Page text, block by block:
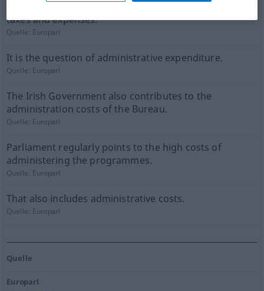
taxes and expenses.
Quelle: Europarl
It is the question of administrative expenditure.
Quelle: Europarl
The Irish Government also contributes to the
administration costs of the Bureau.
Quelle: Europarl
Parliament regularly points to the high costs of
administering the programmes.
Quelle: Europarl
That also includes administrative costs.
Quelle: Europarl
Quelle
Europarl